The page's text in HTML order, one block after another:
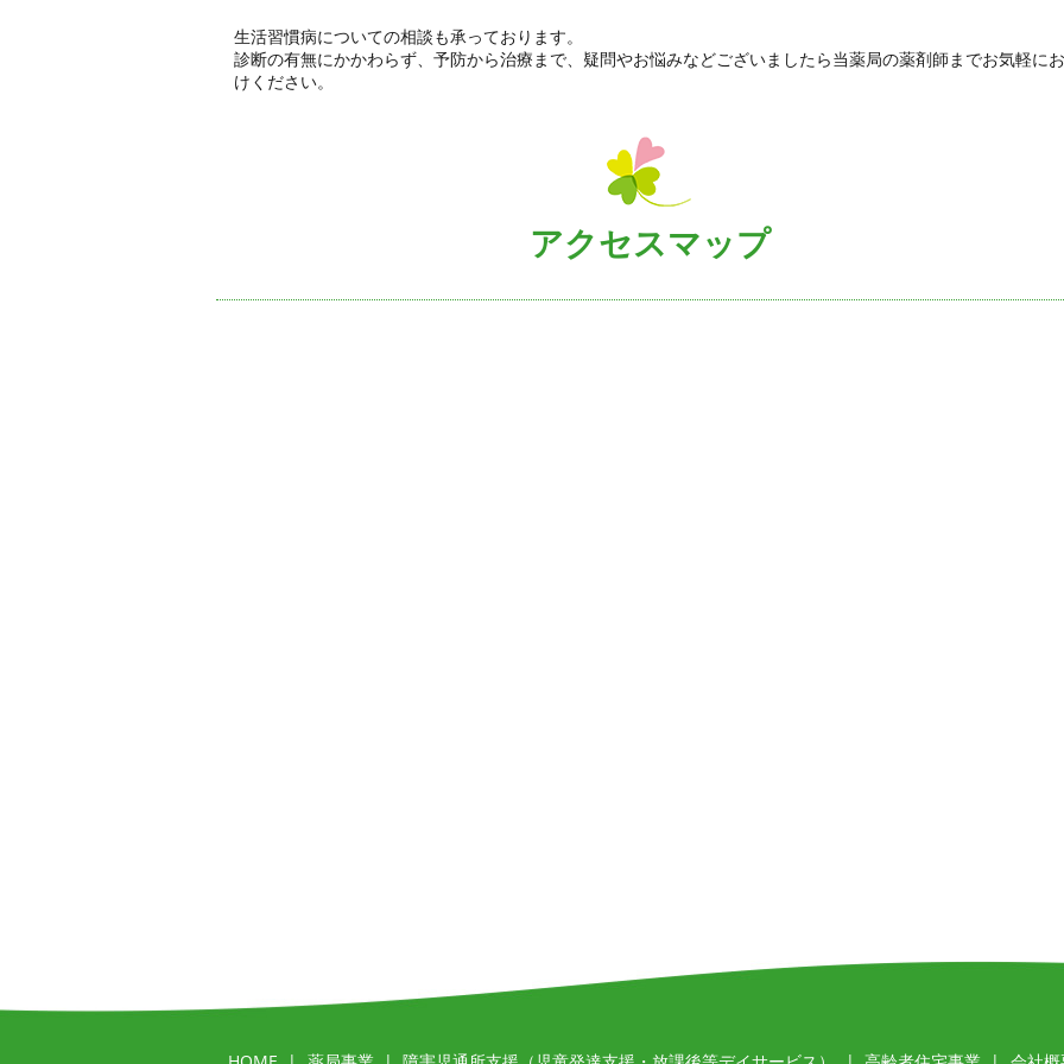
生活習慣病についての相談も承っております。
診断の有無にかかわらず、予防から治療まで、疑問やお悩みなどございましたら当薬局の薬剤師までお気軽に
けください。
アクセスマップ